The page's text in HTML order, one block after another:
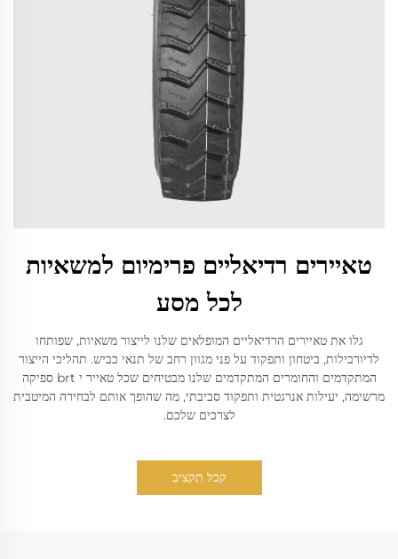
טאיירים רדיאליים פרימיום למשאיות
לכל מסע
גלו את טאיירים הרדיאליים המופלאים שלנו לייצור משאיות, שפותחו
לדיורבילות, ביטחון ותפקוד על פני מגוון רחב של תנאי כביש. תהליכי הייצור
המתקדמים והחומרים המתקדמים שלנו מבטיחים שכל טאייר י brt ספיקה
מרשימה, יעילות אנרגטית ותפקוד סביבתי, מה שהופך אותם לבחירה המיטבית
לצרכים שלכם.
קבל תקציב